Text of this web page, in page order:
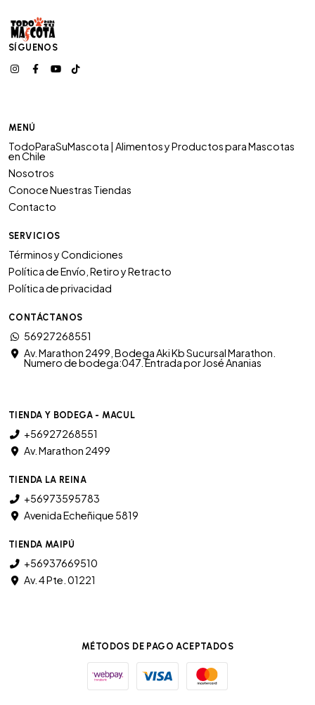
SÍGUENOS
MENÚ
TodoParaSuMascota | Alimentos y Productos para Mascotas
en Chile
Nosotros
Conoce Nuestras Tiendas
Contacto
SERVICIOS
Términos y Condiciones
Política de Envío, Retiro y Retracto
Política de privacidad
CONTÁCTANOS
56927268551
Av. Marathon 2499, Bodega Aki Kb Sucursal Marathon.
Numero de bodega:047. Entrada por José Ananias
TIENDA Y BODEGA - MACUL
+56927268551
Av. Marathon 2499
TIENDA LA REINA
+56973595783
Avenida Echeñique 5819
TIENDA MAIPÚ
+56937669510
Av. 4 Pte. 01221
MÉTODOS DE PAGO ACEPTADOS